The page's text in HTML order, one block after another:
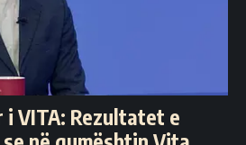
VITA: Rezultatet e